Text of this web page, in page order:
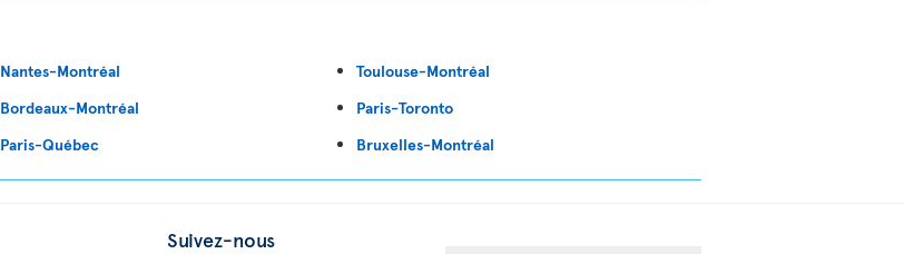
Nantes-Montréal
Bordeaux-Montréal
Paris-Québec
Toulouse-Montréal
Paris-Toronto
Bruxelles-Montréal
Suivez-nous